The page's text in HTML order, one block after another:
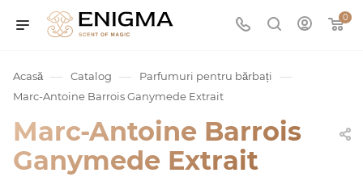
0
Acasă — Catalog — Parfumuri pentru bărbați —
Marc-Antoine Barrois Ganymede Extrait
Marc-Antoine Barrois
Ganymede Extrait